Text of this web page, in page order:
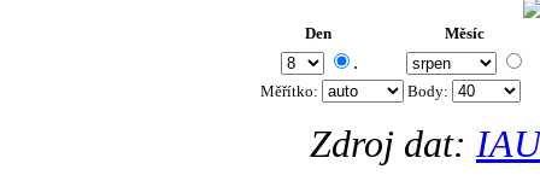
Den Měsíc
.
Měřítko: Body:
Zdroj dat: